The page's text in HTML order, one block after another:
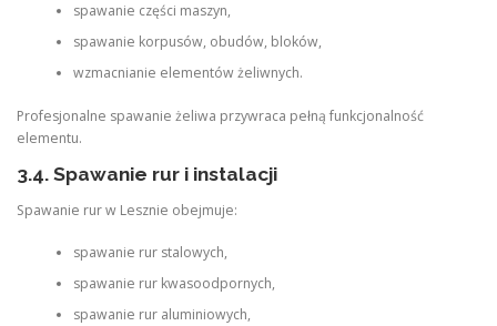
spawanie części maszyn,
spawanie korpusów, obudów, bloków,
wzmacnianie elementów żeliwnych.
Profesjonalne spawanie żeliwa przywraca pełną funkcjonalność
elementu.
3.4. Spawanie rur i instalacji
Spawanie rur w Lesznie obejmuje:
spawanie rur stalowych,
spawanie rur kwasoodpornych,
spawanie rur aluminiowych,